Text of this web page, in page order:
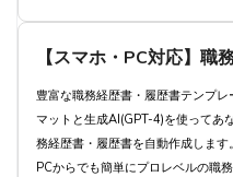
Q. 退職する最強の
Q. 仕事を辞める理由
Q. ベストな退職理由
Q. 女性が退職する理
Q. 退職代行サービス
り深い自己理解が得られます。今す
レンジし、あなたの可能性を最大限
【スマホ・PC対応】職
書・履歴書を生成AIが
職種別職務経歴書テン
豊富な自己PR例文と職務
豊富な職務経歴書・履歴書テンプレ
マットと生成AI(GPT-4)を使ってあ
務経歴書・履歴書を自動作成します
PCからでも簡単にプロレベルの職